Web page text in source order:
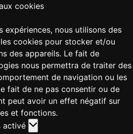
cookies
expériences, nous utilisons des
cookies pour stocker et/ou
des appareils. Le fait de
nous permettra de traiter des
de navigation ou les
fait de ne pas consentir ou de
peut avoir un effet négatif sur
et fonctions.
activé